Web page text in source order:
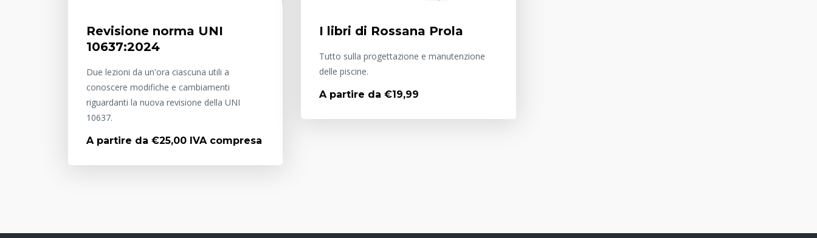
Revisione norma UNI
10637:2024
Due lezioni da un'ora ciascuna utili a
conoscere modifiche e cambiamenti
riguardanti la nuova revisione della UNI
10637.
A partire da €25,00 IVA compresa
I libri di Rossana Prola
Tutto sulla progettazione e manutenzione
delle piscine.
A partire da €19,99